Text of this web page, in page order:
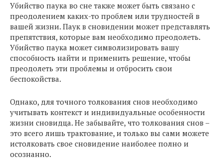
Убийство паука во сне также может быть связано с
преодолением каких-то проблем или трудностей в
вашей жизни. Паук в сновидении может представлять
препятствия, которые вам необходимо преодолеть.
Убийство паука может символизировать вашу
способность найти и применить решение, чтобы
преодолеть эти проблемы и отбросить свои
беспокойства.
Однако, для точного толкования снов необходимо
учитывать контекст и индивидуальные особенности
жизни сновидца. Не забывайте, что толкования снов –
это всего лишь трактование, и только вы сами можете
истолковать свое сновидение наиболее полно и
осознанно.